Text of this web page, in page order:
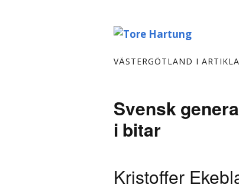
VÄSTERGÖTLAND I
Svensk
i bitar
Kristoffer